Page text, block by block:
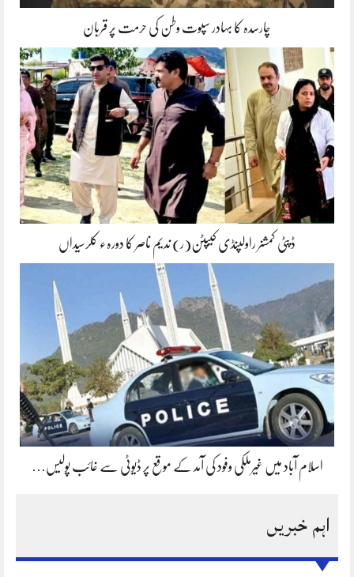
چارسدہ کا بہادر سپوت وطن کی حرمت پر قربان
ڈپٹی کمشنر راولپنڈی کیپٹن(ر) ندیم ناصر کا دورہء کلرسیداں
اسلام آباد میں غیرملکی وفود کی آمد کے موقع پر ڈیوٹی سے غائب پولیس…
اہم خبریں